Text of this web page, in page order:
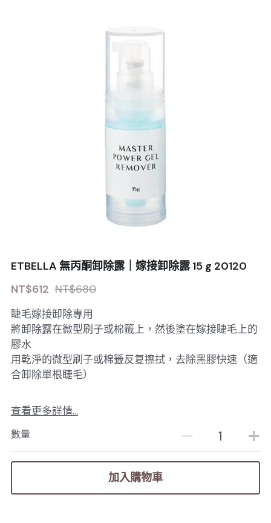
ETBELLA 無丙酮卸除露｜嫁接卸除露 15 g 20120
NT$612 NT$680
睫毛嫁接卸除專用
將卸除露在微型刷子或棉籤上，然後塗在嫁接睫毛上的
膠水
用乾淨的微型刷子或棉籤反复擦拭，去除黑膠快速（適
合卸除單根睫毛）
查看更多詳情...
數量
加入購物車